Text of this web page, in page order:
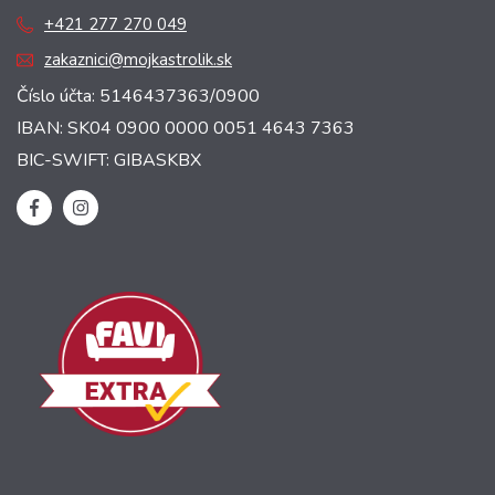
+421 277 270 049
zakaznici@mojkastrolik.sk
Číslo účta: 5146437363/0900
IBAN: SK04 0900 0000 0051 4643 7363
BIC-SWIFT: GIBASKBX